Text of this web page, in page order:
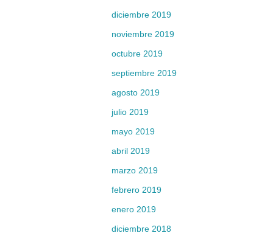
diciembre 2019
noviembre 2019
octubre 2019
septiembre 2019
agosto 2019
julio 2019
mayo 2019
abril 2019
marzo 2019
febrero 2019
enero 2019
diciembre 2018